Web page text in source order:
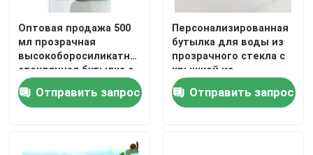
Оптовая продажа 500
мл прозрачная
высокоборосиликатная
стеклянная бутылка с
крышкой из
нержавеющей стали
Отправить запрос
Персонализированная
бутылка для воды из
прозрачного стекла с
крышкой из
нержавеющей стали
Отправить запрос